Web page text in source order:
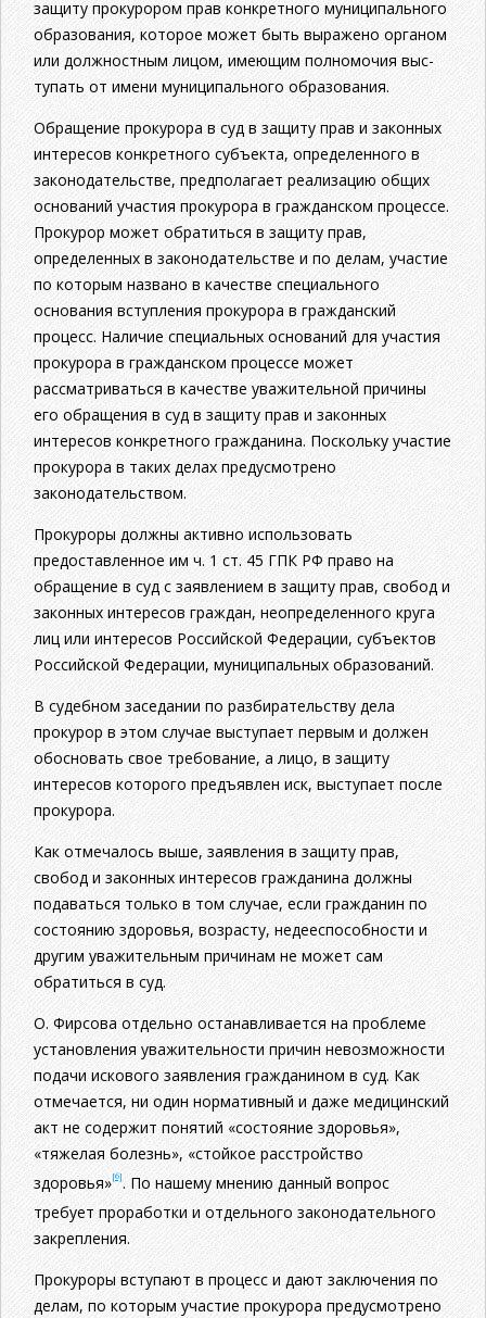
защиту прокурором прав конкретного муниципального
образования, которое может быть выражено органом
или должностным лицом, имеющим полномочия выс­
тупать от имени муниципального образования.
Обращение прокурора в суд в защиту прав и законных
интересов конкрет­ного субъекта, определенного в
законодательстве, предполагает реализацию общих
оснований участия прокурора в гражданском про­цессе.
Прокурор может обратиться в защиту прав,
определенных в законодательстве и по делам, участие
по которым наз­вано в качестве специального
основания вступления прокурора в гражданский
процесс. Наличие специальных оснований для участия
прокурора в гражданском процессе может
рассматриваться в ка­честве уважительной причины
его обращения в суд в защиту прав и законных
интересов конкретного гражданина. Поскольку участие
прокурора в таких делах предусмотрено
законодательством.
Прокуроры должны активно использовать
предоставленное им ч. 1 ст. 45 ГПК РФ право на
обращение в суд с заявлением в защиту прав, свобод и
законных интересов граждан, неопределенного круга
лиц или интересов Российской Федерации, субъектов
Российской Федерации, муниципальных образований.
В судебном заседании по разбирательству дела
прокурор в этом случае выступает первым и должен
обосновать свое требование, а лицо, в защиту
интересов которого предъявлен иск, выступает после
прокурора.
Как отмечалось выше, заявления в защиту прав,
свобод и законных интересов гражданина должны
подаваться только в том случае, если гражданин по
состоянию здоровья, возрасту, недееспособности и
другим уважительным причинам не может сам
обратиться в суд.
О. Фирсова отдельно останавливается на проблеме
установления уважительности причин невозможности
подачи искового заявления гражданином в суд. Как
отмечается, ни один нормативный и даже медицинский
акт не содержит понятий «состояние здоровья»,
«тяжелая болезнь», «стойкое расстройство
здоровья»[6]. По нашему мнению данный вопрос
требует проработки и отдельного законодательного
закрепления.
Прокуроры вступают в процесс и дают заключения по
делам, по которым участие прокурора предусмотрено